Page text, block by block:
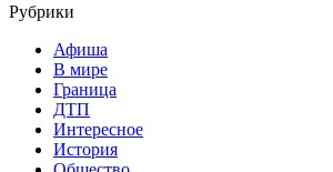
Рубрики
Афиша
В мире
Граница
ДТП
Интересное
История